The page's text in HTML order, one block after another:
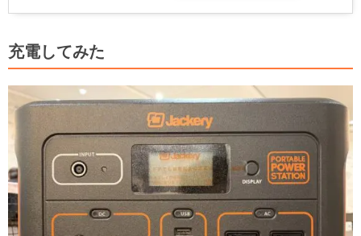
充電してみた